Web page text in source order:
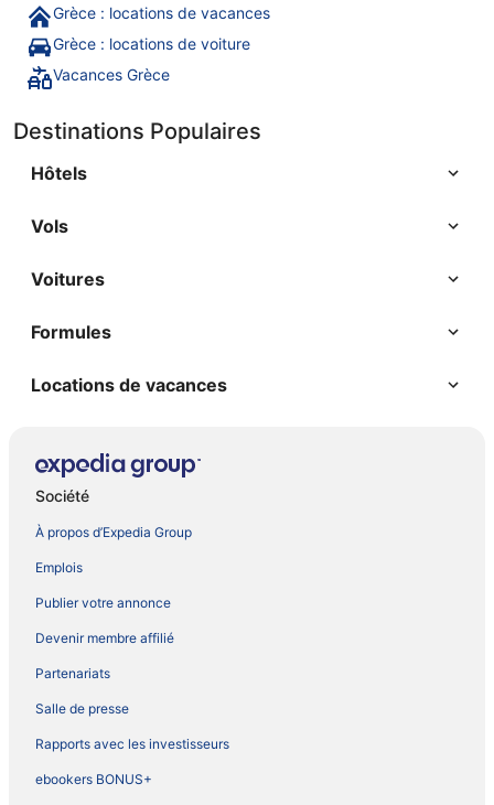
Grèce : locations de vacances
Grèce : locations de voiture
Vacances Grèce
Destinations Populaires
Hôtels
Vols
Voitures
Formules
Locations de vacances
Société
À propos d’Expedia Group
Emplois
Publier votre annonce
Devenir membre affilié
Partenariats
Salle de presse
Rapports avec les investisseurs
ebookers BONUS+